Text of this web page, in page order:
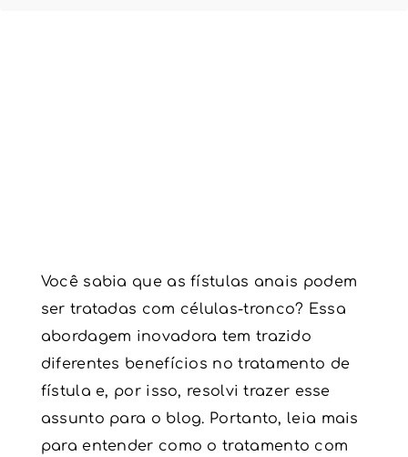
Você sabia que as fístulas anais podem
ser tratadas com células-tronco? Essa
abordagem inovadora tem trazido
diferentes benefícios no tratamento de
fístula e, por isso, resolvi trazer esse
assunto para o blog. Portanto, leia mais
para entender como otratamento com